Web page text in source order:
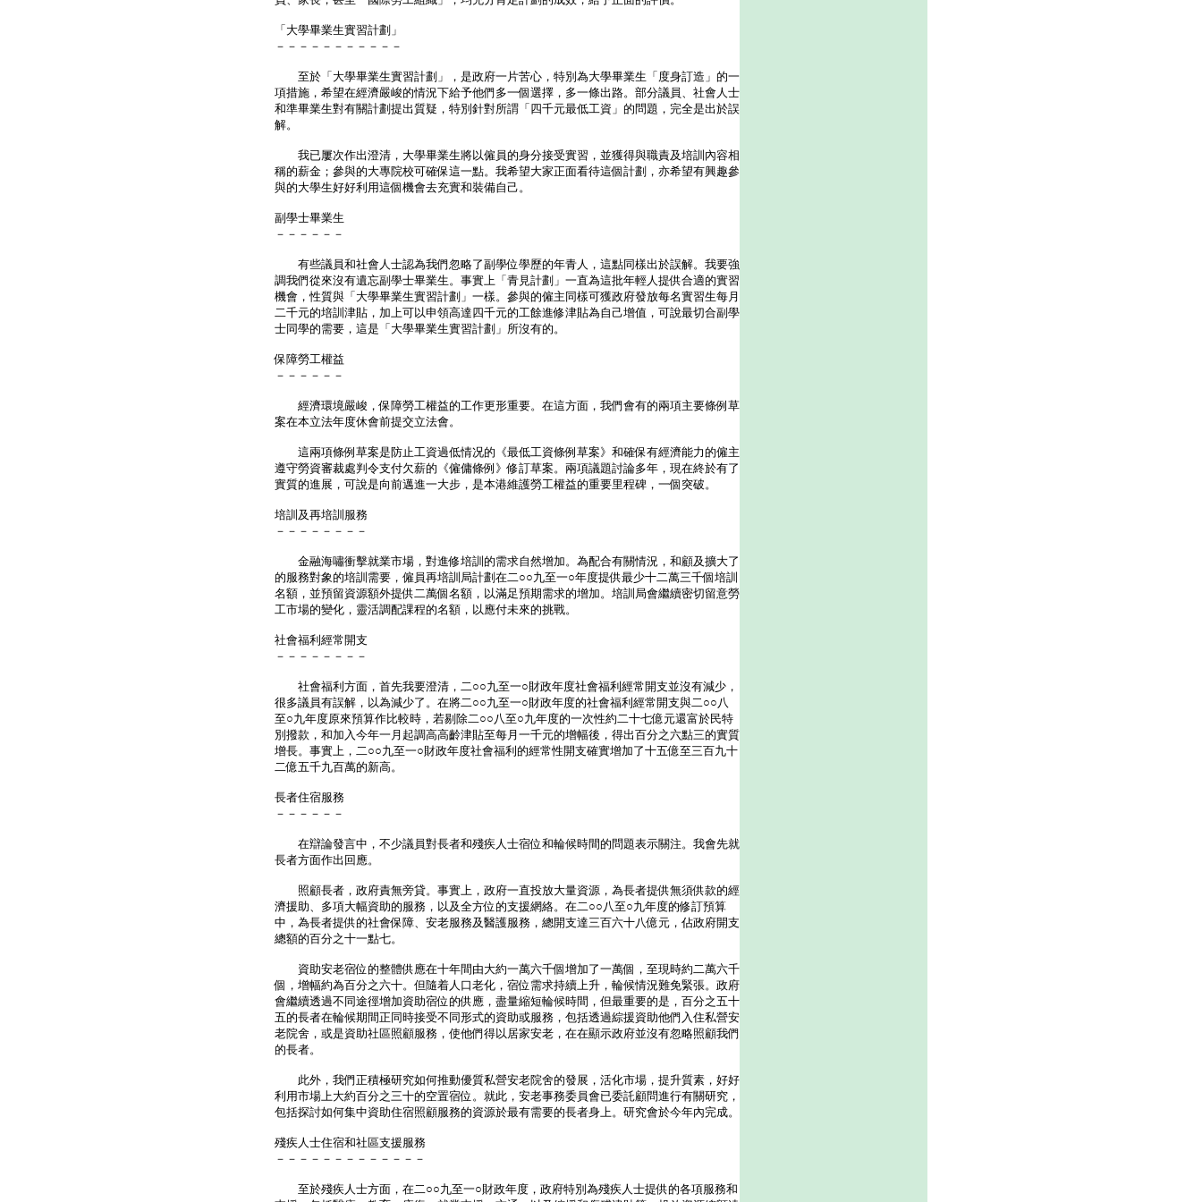
「大學畢業生實習計劃」
－－－－－－－－－－－
至於「大學畢業生實習計劃」，是政府一片苦心，特別為大學畢業生「度身訂造」的一
項措施，希望在經濟嚴峻的情況下給予他們多一個選擇，多一條出路。部分議員、社會人士
和準畢業生對有關計劃提出質疑，特別針對所謂「四千元最低工資」的問題，完全是出於誤
解。
我已屢次作出澄清，大學畢業生將以僱員的身分接受實習，並獲得與職責及培訓內容相
稱的薪金；參與的大專院校可確保這一點。我希望大家正面看待這個計劃，亦希望有興趣參
與的大學生好好利用這個機會去充實和裝備自己。
副學士畢業生
－－－－－－
有些議員和社會人士認為我們忽略了副學位學歷的年青人，這點同樣出於誤解。我要強
調我們從來沒有遺忘副學士畢業生。事實上「青見計劃」一直為這批年輕人提供合適的實習
機會，性質與「大學畢業生實習計劃」一樣。參與的僱主同樣可獲政府發放每名實習生每月
二千元的培訓津貼，加上可以申領高達四千元的工餘進修津貼為自己增值，可說最切合副學
士同學的需要，這是「大學畢業生實習計劃」所沒有的。
保障勞工權益
－－－－－－
經濟環境嚴峻，保障勞工權益的工作更形重要。在這方面，我們會有的兩項主要條例草
案在本立法年度休會前提交立法會。
這兩項條例草案是防止工資過低情况的《最低工資條例草案》和確保有經濟能力的僱主
遵守勞資審裁處判令支付欠薪的《僱傭條例》修訂草案。兩項議題討論多年，現在終於有了
實質的進展，可說是向前邁進一大步，是本港維護勞工權益的重要里程碑，一個突破。
培訓及再培訓服務
－－－－－－－－
金融海嘯衝擊就業市場，對進修培訓的需求自然增加。為配合有關情況，和顧及擴大了
的服務對象的培訓需要，僱員再培訓局計劃在二○○九至一○年度提供最少十二萬三千個培訓
名額，並預留資源額外提供二萬個名額，以滿足預期需求的增加。培訓局會繼續密切留意勞
工市場的變化，靈活調配課程的名額，以應付未來的挑戰。
社會福利經常開支
－－－－－－－－
社會福利方面，首先我要澄清，二○○九至一○財政年度社會福利經常開支並沒有減少，
很多議員有誤解，以為減少了。在將二○○九至一○財政年度的社會福利經常開支與二○○八
至○九年度原來預算作比較時，若剔除二○○八至○九年度的一次性約二十七億元還富於民特
別撥款，和加入今年一月起調高高齡津貼至每月一千元的增幅後，得出百分之六點三的實質
增長。事實上，二○○九至一○財政年度社會福利的經常性開支確實增加了十五億至三百九十
二億五千九百萬的新高。
長者住宿服務
－－－－－－
在辯論發言中，不少議員對長者和殘疾人士宿位和輪候時間的問題表示關注。我會先就
長者方面作出回應。
照顧長者，政府責無旁貸。事實上，政府一直投放大量資源，為長者提供無須供款的經
濟援助、多項大幅資助的服務，以及全方位的支援網絡。在二○○八至○九年度的修訂預算
中，為長者提供的社會保障、安老服務及醫護服務，總開支達三百六十八億元，佔政府開支
總額的百分之十一點七。
資助安老宿位的整體供應在十年間由大約一萬六千個增加了一萬個，至現時約二萬六千
個，增幅約為百分之六十。但隨着人口老化，宿位需求持續上升，輪候情況難免緊張。政府
會繼續透過不同途徑增加資助宿位的供應，盡量縮短輪候時間，但最重要的是，百分之五十
五的長者在輪候期間正同時接受不同形式的資助或服務，包括透過綜援資助他們入住私營安
老院舍，或是資助社區照顧服務，使他們得以居家安老，在在顯示政府並沒有忽略照顧我們
的長者。
此外，我們正積極研究如何推動優質私營安老院舍的發展，活化市場，提升質素，好好
利用市場上大約百分之三十的空置宿位。就此，安老事務委員會已委託顧問進行有關研究，
包括探討如何集中資助住宿照顧服務的資源於最有需要的長者身上。研究會於今年內完成。
殘疾人士住宿和社區支援服務
－－－－－－－－－－－－－
至於殘疾人士方面，在二○○九至一○財政年度，政府特別為殘疾人士提供的各項服務和